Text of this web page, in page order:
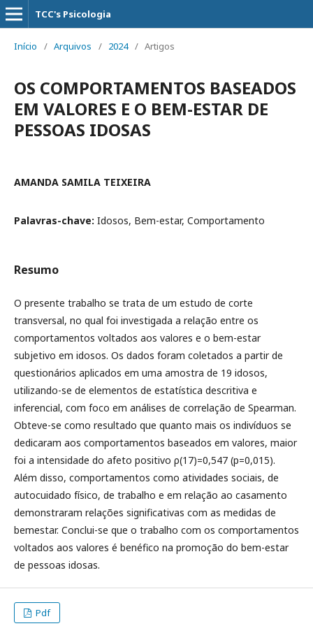
TCC's Psicologia
Início / Arquivos / 2024 / Artigos
OS COMPORTAMENTOS BASEADOS
EM VALORES E O BEM-ESTAR DE
PESSOAS IDOSAS
AMANDA SAMILA TEIXEIRA
Palavras-chave: Idosos, Bem-estar, Comportamento
Resumo
O presente trabalho se trata de um estudo de corte
transversal, no qual foi investigada a relação entre os
comportamentos voltados aos valores e o bem-estar
subjetivo em idosos. Os dados foram coletados a partir de
questionários aplicados em uma amostra de 19 idosos,
utilizando-se de elementos de estatística descritiva e
inferencial, com foco em análises de correlação de Spearman.
Obteve-se como resultado que quanto mais os indivíduos se
dedicaram aos comportamentos baseados em valores, maior
foi a intensidade do afeto positivo ρ(17)=0,547 (p=0,015).
Além disso, comportamentos como atividades sociais, de
autocuidado físico, de trabalho e em relação ao casamento
demonstraram relações significativas com as medidas de
bemestar. Conclui-se que o trabalho com os comportamentos
voltados aos valores é benéfico na promoção do bem-estar
de pessoas idosas.
Pdf